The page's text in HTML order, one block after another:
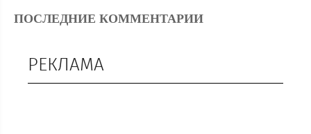
ПОСЛЕДНИЕ КОММЕНТАРИИ
РЕКЛАМА